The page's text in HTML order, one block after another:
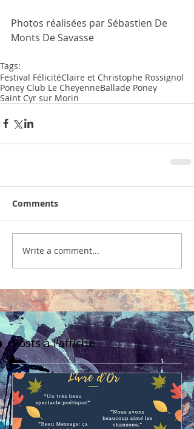
Photos réalisées par Sébastien De
Monts De Savasse
Tags:
Festival FélicitéClaire et Christophe Rossignol
Poney Club Le CheyenneBallade Poney
Saint Cyr sur Morin
Comments
Write a comment...
Posts à l'affiche